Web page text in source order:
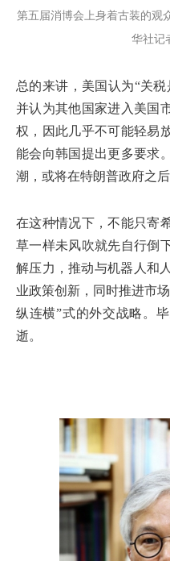
第五届消博会上身着古装的观
华社记
总的来讲，美国认为“关
并认为其他国家进入美国
权，因此几乎不可能轻易
能会向韩国提出更多要求
潮，或将在特朗普政府之后
在这种情况下，不能只寄
草一样未风吹就先自行倒
解压力，推动与机器人和
业政策创新，同时推进市
纵连横”式的外交战略。
逝。